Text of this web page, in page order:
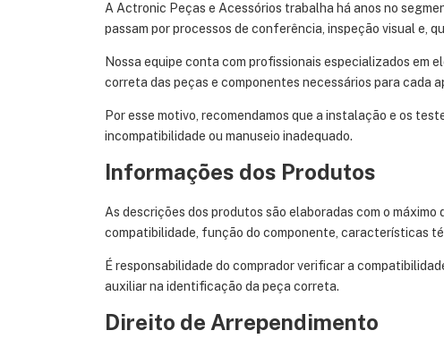
A Actronic Peças e Acessórios trabalha há anos no
passam por processos de conferência, inspeção visual e,
Nossa equipe conta com profissionais especializados em
correta das peças e componentes necessários para cada
Por esse motivo, recomendamos que a instalação e os
incompatibilidade ou manuseio inadequado.
Informações dos Produtos
As descrições dos produtos são elaboradas com o
compatibilidade, função do componente, características
É responsabilidade do comprador verificar a
auxiliar na identificação da peça correta.
Direito de Arrependimento